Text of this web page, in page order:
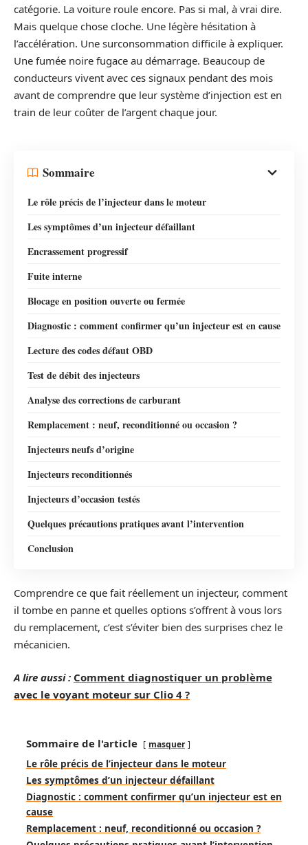
catégorie. La voiture roule encore. Pas si mal, à vrai dire.
Mais quelque chose cloche. Une légère hésitation à
l’accélération. Une surconsommation difficile à expliquer.
Une fumée noire fugace au démarrage. Beaucoup de
conducteurs vivent avec ces signaux pendant des mois
avant de comprendre que leur système d’injection est en
train de leur coûter de l’argent chaque jour.
Sommaire
Le rôle précis de l’injecteur dans le moteur
Les symptômes d’un injecteur défaillant
Encrassement progressif
Fuite interne
Blocage en position ouverte ou fermée
Diagnostic : comment confirmer qu’un injecteur est en cause
Lecture des codes défaut OBD
Test de débit des injecteurs
Analyse des corrections de carburant
Remplacement : neuf, reconditionné ou occasion ?
Injecteurs neufs d’origine
Injecteurs reconditionnés
Injecteurs d’occasion testés
Quelques précautions pratiques avant l’intervention
Conclusion
Comprendre ce que fait réellement un injecteur, comment
il tombe en panne et quelles options s’offrent à vous lors
du remplacement, c’est s’éviter bien des surprises chez le
mécanicien.
A lire aussi : Comment diagnostiquer un problème
avec le voyant moteur sur Clio 4 ?
Sommaire de l'article masquer
Le rôle précis de l’injecteur dans le moteur
Les symptômes d’un injecteur défaillant
Diagnostic : comment confirmer qu’un injecteur est en
cause
Remplacement : neuf, reconditionné ou occasion ?